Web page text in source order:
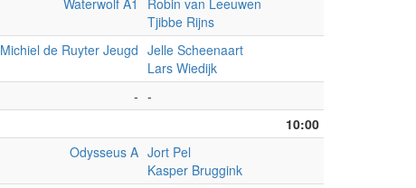
Waterwolf A1
Robin van Leeuwen
Tjibbe Rijns
Michiel de Ruyter Jeugd Jelle Scheenaart
Lars Wiedijk
- -
10:00
Odysseus A Jort Pel
Kasper Bruggink